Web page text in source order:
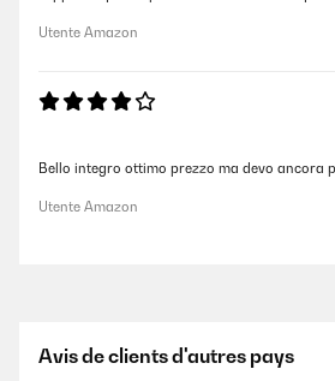
Utente Amazon
Bello integro ottimo prezzo ma devo ancora
Utente Amazon
Avis de clients d'autres pays